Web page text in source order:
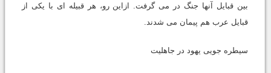
بین قبایل آنها جنگ در می گرفت. ازاین رو، هر قبیله ای با یکی از
قبایل عرب هم پیمان می شدند.
سیطره جویی یهود در جاهلیت